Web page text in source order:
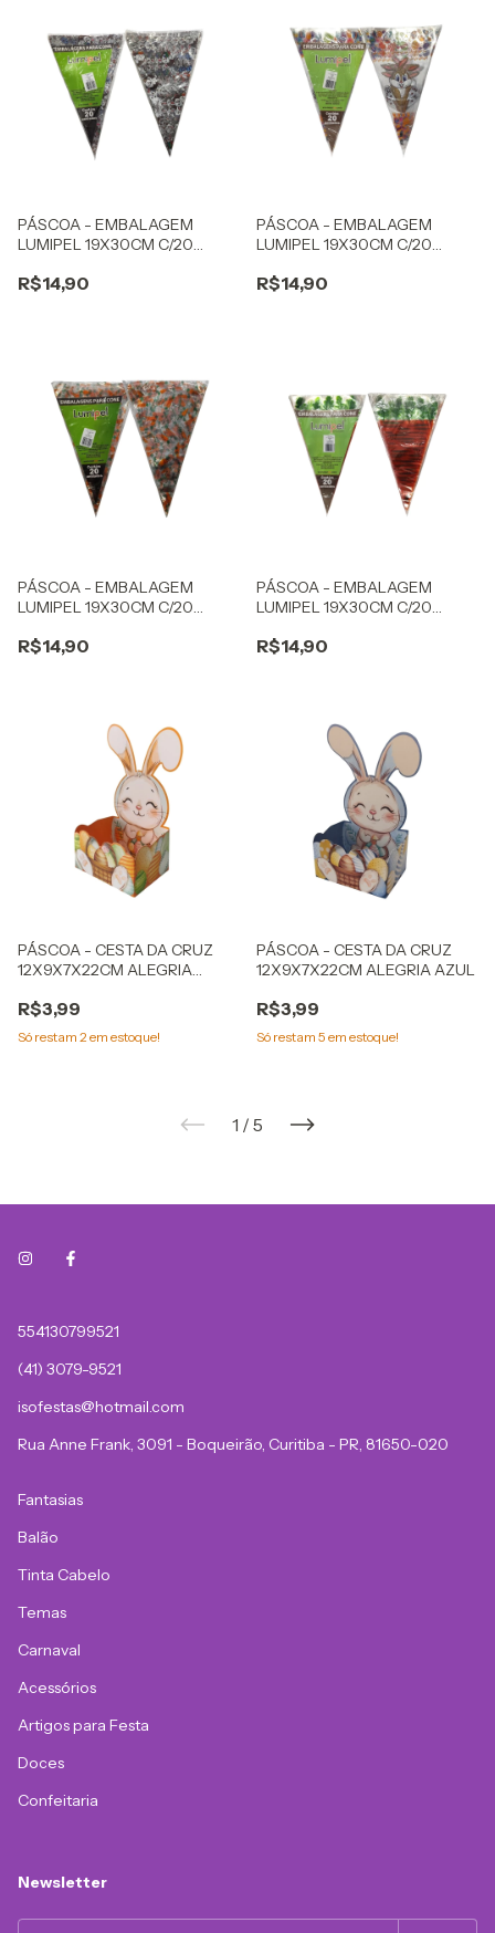
PÁSCOA - EMBALAGEM
LUMIPEL 19X30CM C/20
R$14,90
PÁSCOA - EMBALAGEM
LUMIPEL 19X30CM C/20
R$14,90
PÁSCOA - EMBALAGEM
LUMIPEL 19X30CM C/20
R$14,90
PÁSCOA - EMBALAGEM
LUMIPEL 19X30CM C/20
R$14,90
PÁSCOA - CESTA DA CRUZ
12X9X7X22CM ALEGRIA
R$3,99
Só restam 2em estoque!
PÁSCOA - CESTA DA CRUZ
12X9X7X22CM ALEGRIA AZUL
R$3,99
Só restam 5 em estoque!
1 / 5
554130799521
(41) 3079-9521
isofestas@hotmail.com
Rua Anne Frank, 3091 - Boqueirão, Curitiba - PR, 81650-020
Fantasias
Balão
Tinta Cabelo
Temas
Carnaval
Acessórios
Artigos para Festa
Doces
Confeitaria
Newsletter